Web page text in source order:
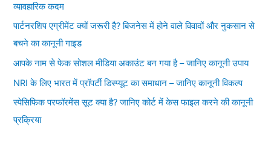
व्यावहारिक कदम
पार्टनरशिप एग्रीमेंट क्यों जरूरी है? बिजनेस में होने वाले विवादों और नुकसान से
बचने का कानूनी गाइड
आपके नाम से फेक सोशल मीडिया अकाउंट बन गया है – जानिए कानूनी उपाय
NRI के लिए भारत में प्रॉपर्टी डिस्प्यूट का समाधान – जानिए कानूनी विकल्प
स्पेसिफिक परफॉरमेंस सूट क्या है? जानिए कोर्ट में केस फाइल करने की कानूनी
प्रक्रिया